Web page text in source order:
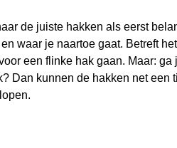
de juiste hakken als eerst
waar je naartoe gaat. Betreft
een flinke hak gaan. Maar:
Dan kunnen de hakken net een